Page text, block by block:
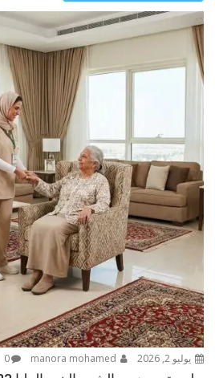
يوليو 2, 2026 0